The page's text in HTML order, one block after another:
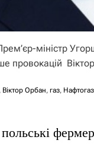
міністр
провокацій
, Віктор Орбан, газ, Нафтогаз
польські